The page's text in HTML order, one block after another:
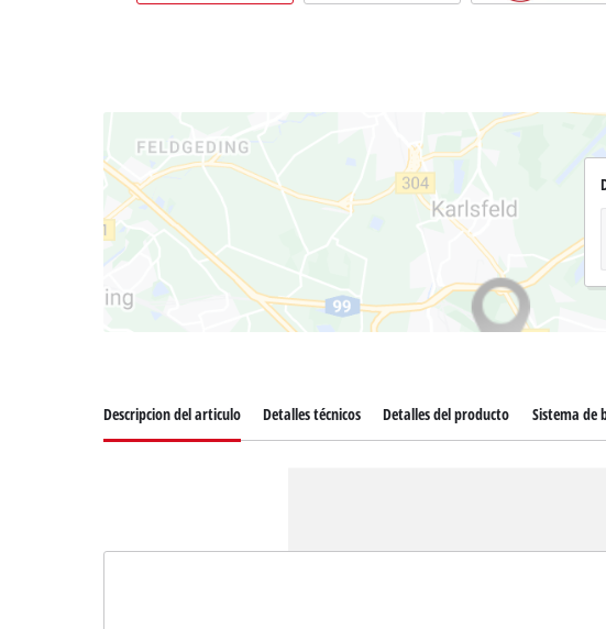
Descripcion del articulo Detalles técnicos Detalles del producto Sistema de